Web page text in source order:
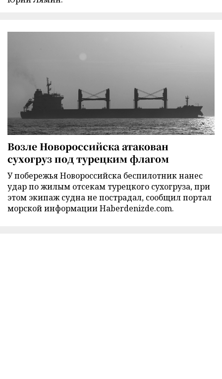
Возле Новороссийска атакован
сухогруз под турецким флагом
У побережья Новороссийска беспилотник нанес
удар по жилым отсекам турецкого сухогруза, при
этом экипаж судна не пострадал, сообщил портал
морской информации Haberdenizde.com.